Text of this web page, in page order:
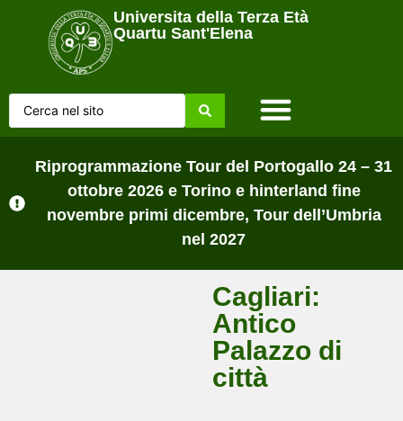
Universita della Terza Età
Quartu Sant'Elena
Riprogrammazione Tour del Portogallo 24 – 31
ottobre 2026 e Torino e hinterland fine
novembre primi dicembre, Tour dell’Umbria
nel 2027
Cagliari:
Antico
Palazzo di
città